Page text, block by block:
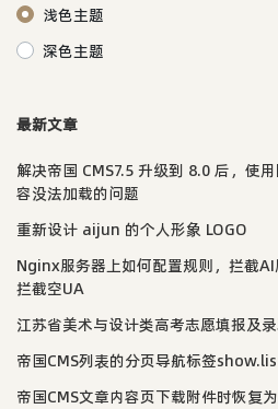
浅色主题
深色主题
最新文章
解决帝国 CMS7.5 升级到 8.0 后，使
容没法加载的问题
重新设计 aijun 的个人形象 LOGO
Nginx服务器上如何配置规则，拦截AI
拦截空UA
江苏省美术与设计类高考志愿填报及
帝国CMS列表的分页导航标签
帝国CMS文章内容页下载附件时恢复